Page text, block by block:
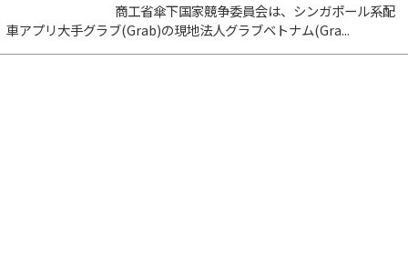
商工省傘下国家競争委員会は、シンガポール系配
車アプリ大手グラブ(Grab)の現地法人グラブベトナム(Gra...